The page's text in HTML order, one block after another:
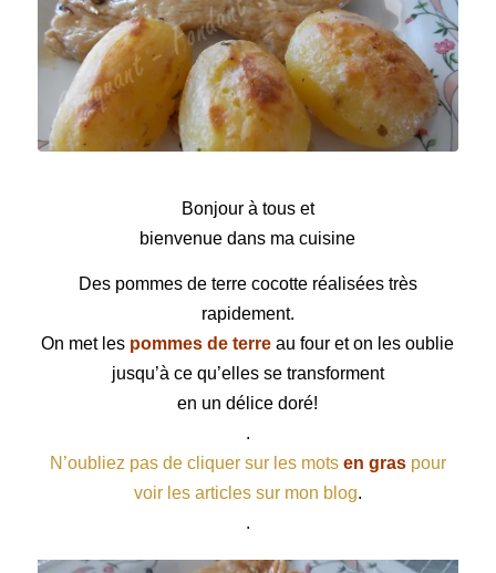
Bonjour à tous et
bienvenue dans ma cuisine
Des pommes de terre cocotte réalisées très
rapidement.
On met les pommes de terre au four et on les oublie
jusqu’à ce qu’elles se transforment
en un délice doré!
.
N’oubliez pas de cliquer sur les mots en gras pour
voir les articles sur mon blog.
.